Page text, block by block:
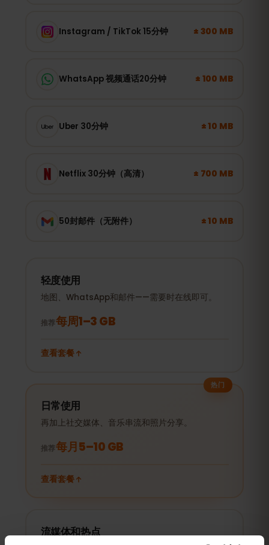
Instagram / TikTok 15分钟 ± 300 MB
WhatsApp 视频通话20分钟 ± 100 MB
Uber 30分钟 ± 10 MB
Netflix 30分钟（高清） ± 700 MB
50封邮件（无附件） ± 10 MB
轻度使用
地图、WhatsApp和邮件——需要时在线即可。
推荐每周1–3 GB
查看套餐
热门
日常使用
再加上社交媒体、音乐串流和照片分享。
推荐每月5–10 GB
查看套餐
流媒体和热点